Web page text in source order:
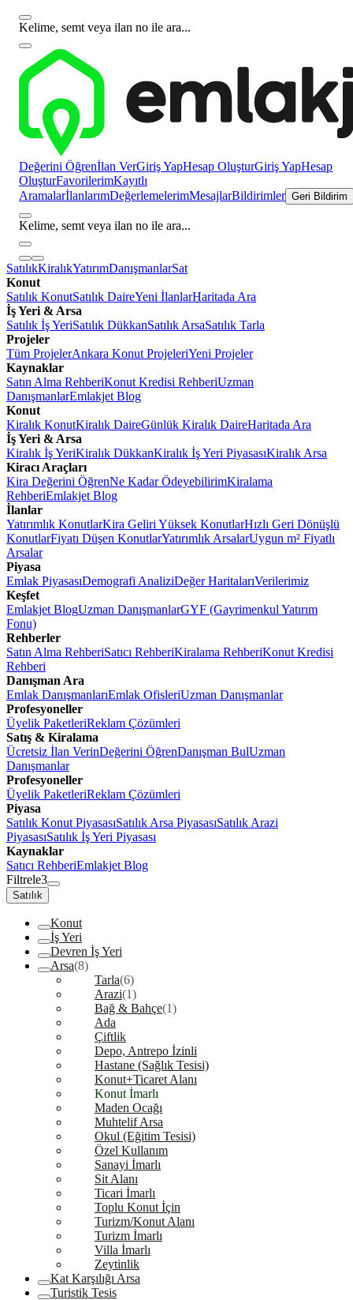
Kelime, semt veya ilan no ile ara...
Değerini Öğrenİlan VerGiriş YapHesap OluşturGiriş YapHesap
OluşturFavorilerimKayıtlı
AramalarİlanlarımDeğerlemelerimMesajlarBildirimler Geri Bildirim
Kelime, semt veya ilan no ile ara...
SatılıkKiralıkYatırımDanışmanlarSat
Konut
Satılık KonutSatılık DaireYeni İlanlarHaritada Ara
İş Yeri & Arsa
Satılık İş YeriSatılık DükkanSatılık ArsaSatılık Tarla
Projeler
Tüm ProjelerAnkara Konut ProjeleriYeni Projeler
Kaynaklar
Satın Alma RehberiKonut Kredisi RehberiUzman
DanışmanlarEmlakjet Blog
Konut
Kiralık KonutKiralık DaireGünlük Kiralık DaireHaritada Ara
İş Yeri & Arsa
Kiralık İş YeriKiralık DükkanKiralık İş Yeri PiyasasıKiralık Arsa
Kiracı Araçları
Kira Değerini ÖğrenNe Kadar ÖdeyebilirimKiralama
RehberiEmlakjet Blog
İlanlar
Yatırımlık KonutlarKira Geliri Yüksek KonutlarHızlı Geri Dönüşlü
KonutlarFiyatı Düşen KonutlarYatırımlık ArsalarUygun m² Fiyatlı
Arsalar
Piyasa
Emlak PiyasasıDemografi AnaliziDeğer HaritalarıVerilerimiz
Keşfet
Emlakjet BlogUzman DanışmanlarGYF (Gayrimenkul Yatırım
Fonu)
Rehberler
Satın Alma RehberiSatıcı RehberiKiralama RehberiKonut Kredisi
Rehberi
Danışman Ara
Emlak DanışmanlarıEmlak OfisleriUzman Danışmanlar
Profesyoneller
Üyelik PaketleriReklam Çözümleri
Satış & Kiralama
Ücretsiz İlan VerinDeğerini ÖğrenDanışman BulUzman
Danışmanlar
Profesyoneller
Üyelik PaketleriReklam Çözümleri
Piyasa
Satılık Konut PiyasasıSatılık Arsa PiyasasıSatılık Arazi
PiyasasıSatılık İş Yeri Piyasası
Kaynaklar
Satıcı RehberiEmlakjet Blog
Filtrele3
Satılık
Konut
İş Yeri
Devren İş Yeri
Arsa(8)
Tarla(6)
Arazi(1)
Bağ & Bahçe(1)
Ada
Çiftlik
Depo, Antrepo İzinli
Hastane (Sağlık Tesisi)
Konut+Ticaret Alanı
Konut İmarlı
Maden Ocağı
Muhtelif Arsa
Okul (Eğitim Tesisi)
Özel Kullanım
Sanayi İmarlı
Sit Alanı
Ticari İmarlı
Toplu Konut İçin
Turizm/Konut Alanı
Turizm İmarlı
Villa İmarlı
Zeytinlik
Kat Karşılığı Arsa
Turistik Tesis